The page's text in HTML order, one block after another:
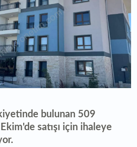
bulunan 509
satışı için ihaleye